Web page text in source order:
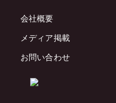
会社概要
メディア掲載
お問い合わせ